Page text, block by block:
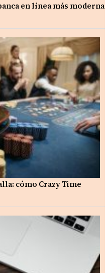
en línea más moderna
cómo Crazy Time